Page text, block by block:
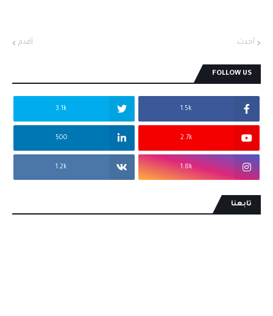
أحدث أقدم
FOLLOW US
1.5k
3.1k
2.7k
500
1.8k
1.2k
تابعنا